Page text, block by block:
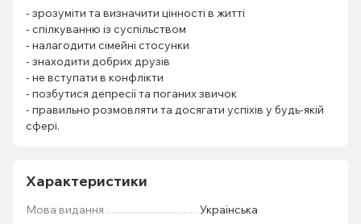
- зрозуміти та визначити цінності в житті
- спілкуванню із суспільством
- налагодити сімейні стосунки
- знаходити добрих друзів
- не вступати в конфлікти
- позбутися депресії та поганих звичок
- правильно розмовляти та досягати успіхів у будь-якій
сфері.
Характеристики
Мова видання Українська